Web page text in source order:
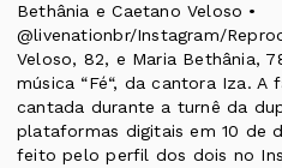
Bethânia e Caetano Veloso •
@livenationbr/Instagram/
Veloso, 82, e Maria Bethânia,
música “Fé“, da cantora Iza. A
cantada durante a turnê da
plataformas digitais em 10 de
feito pelo perfil dos dois no